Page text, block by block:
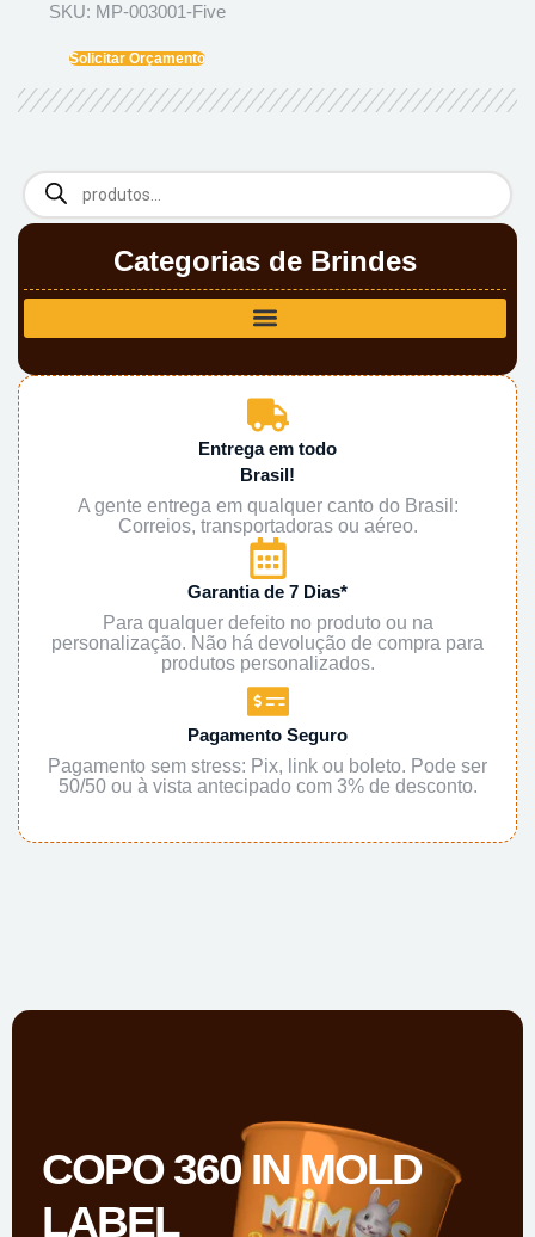
Categorias de Brindes
Entrega em todo
Brasil!
A gente entrega em qualquer canto do Brasil:
Correios, transportadoras ou aéreo.
Garantia de 7 Dias*
Para qualquer defeito no produto ou na
personalização. Não há devolução de compra para
produtos personalizados.
Pagamento Seguro
Pagamento sem stress: Pix, link ou boleto. Pode ser
50/50 ou à vista antecipado com 3% de desconto.
SKU: MP-003001-Five
Solicitar Orçamento
COPO 360 IN MOLD
LABEL